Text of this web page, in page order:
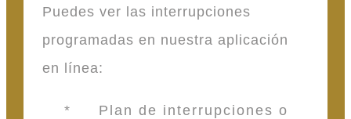
Puedes ver las interrupciones
programadas en nuestra aplicación
en línea:
* Plan de interrupciones o